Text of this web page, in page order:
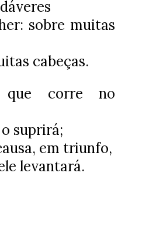
sobre muitas
cabeças.
corre no
suprirá;
em triunfo,
levantará.